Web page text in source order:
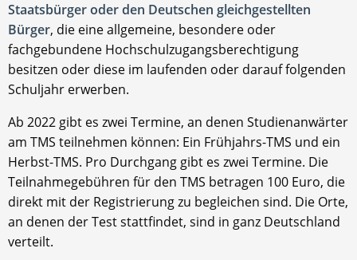
Staatsbürger oder den Deutschen gleichgestellten
Bürger, die eine allgemeine, besondere oder
fachgebundene Hochschulzugangsberechtigung
besitzen oder diese im laufenden oder darauf folgenden
Schuljahr erwerben.
Ab 2022 gibt es zwei Termine, an denen Studienanwärter
am TMS teilnehmen können: Ein Frühjahrs-TMS und ein
Herbst-TMS. Pro Durchgang gibt es zwei Termine. Die
Teilnahmegebühren für den TMS betragen 100 Euro, die
direkt mit der Registrierung zu begleichen sind. Die Orte,
an denen der Test stattfindet, sind in ganz Deutschland
verteilt.